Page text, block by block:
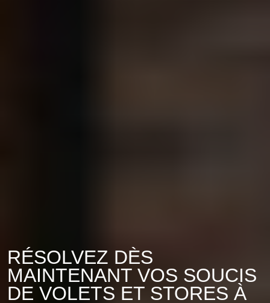
RÉSOLVEZ DÈS
MAINTENANT VOS SOUCIS
DE VOLETS ET STORES À